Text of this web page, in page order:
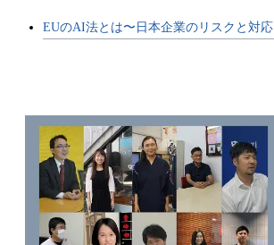
EUのAI法とは〜日本企業のリスクと対応